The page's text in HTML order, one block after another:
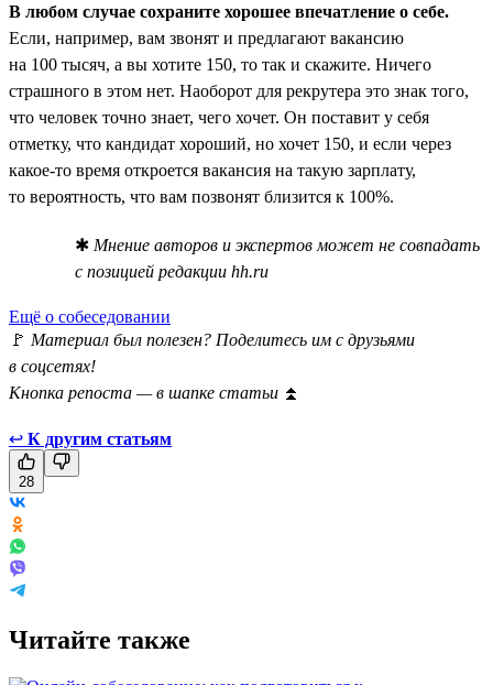
В любом случае сохраните хорошее впечатление о себе.
Если, например, вам звонят и предлагают вакансию
на 100 тысяч, а вы хотите 150, то так и скажите. Ничего
страшного в этом нет. Наоборот для рекрутера это знак того,
что человек точно знает, чего хочет. Он поставит у себя
отметку, что кандидат хороший, но хочет 150, и если через
какое-то время откроется вакансия на такую зарплату,
то вероятность, что вам позвонят близится к 100%.
✱ Мнение авторов и экспертов может не совпадать
с позицией редакции hh.ru
Ещё о собеседовании
🚩 Материал был полезен? Поделитесь им с друзьями
в соцсетях!
Кнопка репоста — в шапке статьи ⏫
↩ К другим статьям
28
Читайте также